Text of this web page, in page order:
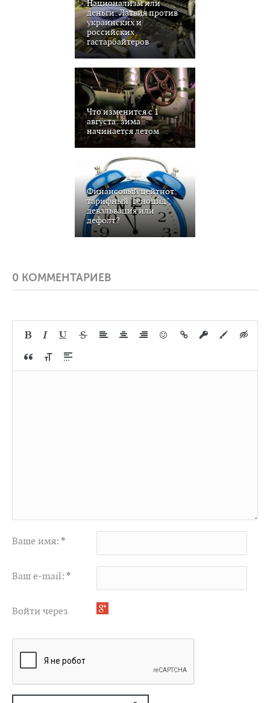
Национализм или
деньги: Латвия против
украинских и
российских
гастарбайтеров
Что изменится с 1
августа: зима
начинается летом
Финансовый цейтнот:
тарифный "геноцид",
девальвация или
дефолт?
0 КОММЕНТАРИЕВ
Ваше имя: *
Ваш e-mail: *
Войти через